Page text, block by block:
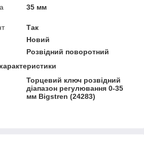
35 мм
Так
Новий
Розвідний поворотний
Торцевий ключ розвідний
діапазон регулювання 0-35
мм Bigstren (24283)